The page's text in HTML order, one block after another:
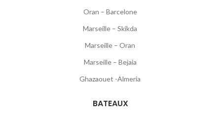
Oran – Barcelone
Marseille – Skikda
Marseille – Oran
Marseille – Bejaia
Ghazaouet -Almeria
BATEAUX